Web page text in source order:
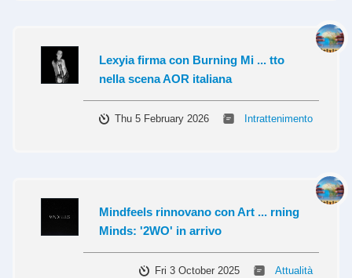
Lexyia firma con Burning Mi ... tto
nella scena AOR italiana
Thu 5 February 2026 Intrattenimento
Mindfeels rinnovano con Art ... rning
Minds: '2WO' in arrivo
Fri 3 October 2025 Attualità